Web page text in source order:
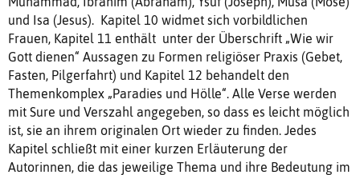
und Isa (Jesus). Kapitel 10 widmet sich vorbildlichen
Frauen, Kapitel 11 enthält unter der Überschrift „Wie wir
Gott dienen“ Aussagen zu Formen religiöser Praxis (Gebet,
Fasten, Pilgerfahrt) und Kapitel 12 behandelt den
Themenkomplex „Paradies und Hölle“. Alle Verse werden
mit Sure und Verszahl angegeben, so dass es leicht möglich
ist, sie an ihrem originalen Ort wieder zu finden. Jedes
Kapitel schließt mit einer kurzen Erläuterung der
Autorinnen, die das jeweilige Thema und ihre Bedeutung im